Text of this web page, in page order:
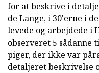
for at beskrive i
de Lange, i 30'erne i
levede og arbejdede i
observeret 5 sådanne
piger, der ikke var
detaljeret beskrivelse